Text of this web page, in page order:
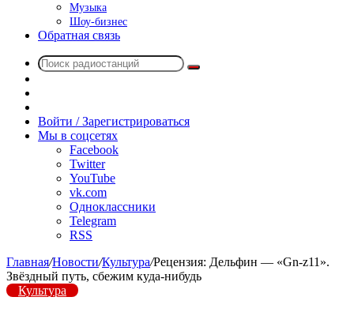
Музыка
Шоу-бизнес
Обратная связь
Поиск
радио
Войти / Зарегистрироваться
Мы в соцсетях
Facebook
Twitter
YouTube
vk.com
Одноклассники
Telegram
RSS
Главная/Новости/Культура/Рецензия: Дельфин — «Gn-z11».
Звёздный путь, сбежим куда-нибудь
Культура